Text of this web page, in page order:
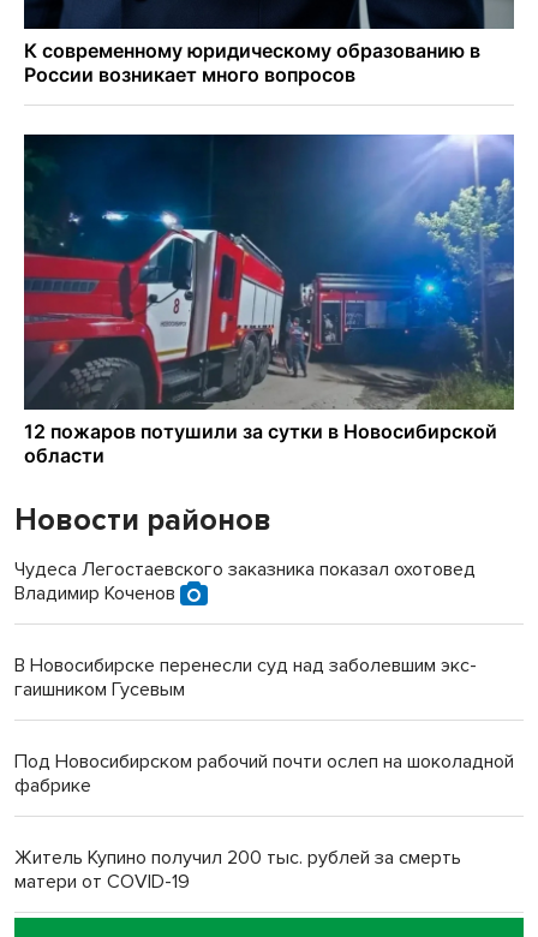
Новости районов
Чудеса Легостаевского заказника показал охотовед
Владимир Коченов
В Новосибирске перенесли суд над заболевшим экс-
гаишником Гусевым
Под Новосибирском рабочий почти ослеп на шоколадной
фабрике
Житель Купино получил 200 тыс. рублей за смерть
матери от COVID-19